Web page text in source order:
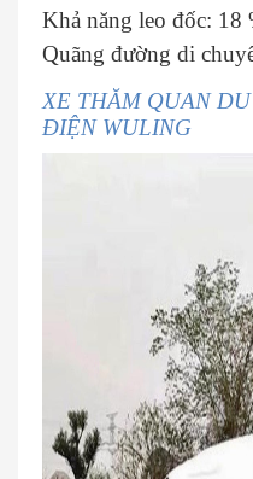
Khả năng leo đốc: 18
Quãng đường di
XE THĂM QUAN
ĐIỆN WULING